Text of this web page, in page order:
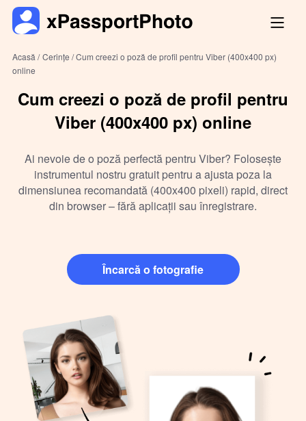
Acasă / Cerințe /Cum creezi o poză de profil pentru Viber (400x400 px)
online
Cum creezi o poză de profil pentru
Viber (400x400 px) online
Ai nevoie de o poză perfectă pentru Viber? Folosește
instrumentul nostru gratuit pentru a ajusta poza la
dimensiunea recomandată (400x400 pixeli) rapid, direct
din browser – fără aplicații sau înregistrare.
Încarcă o fotografie